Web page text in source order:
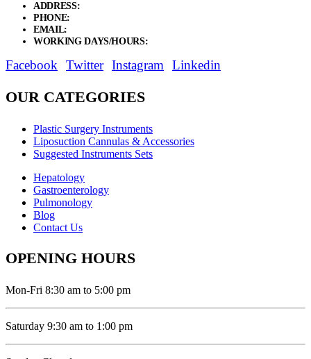
ADDRESS:
PHONE:
EMAIL:
WORKING DAYS/HOURS:
Facebook Twitter Instagram Linkedin
OUR CATEGORIES
Plastic Surgery Instruments
Liposuction Cannulas & Accessories
Suggested Instruments Sets
Hepatology
Gastroenterology
Pulmonology
Blog
Contact Us
OPENING HOURS
Mon-Fri 8:30 am to 5:00 pm
Saturday 9:30 am to 1:00 pm